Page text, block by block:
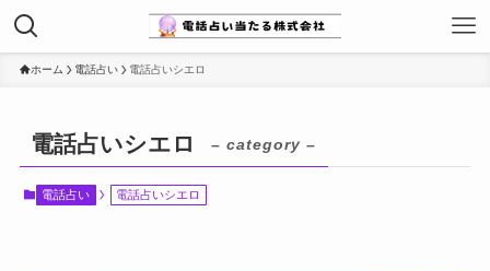
ホーム 電話占い 電話占いシエロ
電話占いシエロ – category –
電話占い 電話占いシエロ